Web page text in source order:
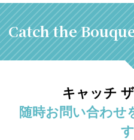
Catch the
キャッチ
随時お問い合わせ
す